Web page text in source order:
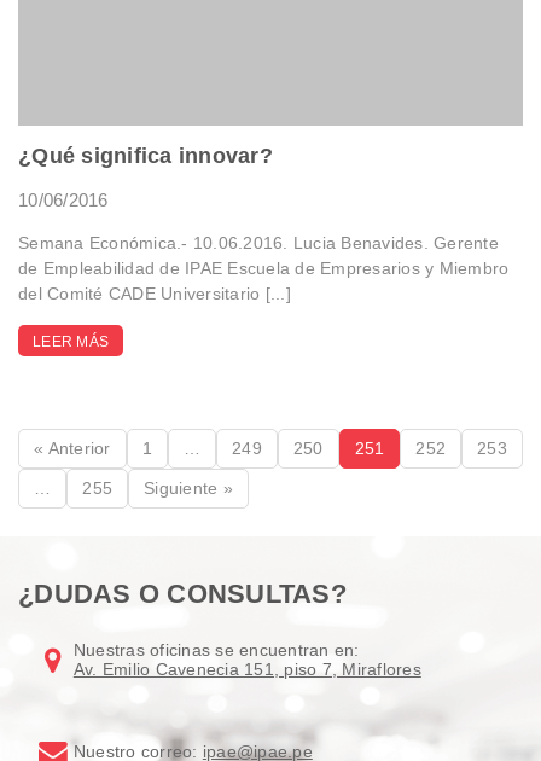
¿Qué significa innovar?
10/06/2016
Semana Económica.- 10.06.2016. Lucia Benavides. Gerente
de Empleabilidad de IPAE Escuela de Empresarios y Miembro
del Comité CADE Universitario [...]
LEER MÁS
« Anterior 1 … 249 250 251 252 253
… 255 Siguiente »
¿DUDAS O CONSULTAS?
Nuestras oficinas se encuentran en:
Av. Emilio Cavenecia 151, piso 7, Miraflores
Nuestro correo: ipae@ipae.pe